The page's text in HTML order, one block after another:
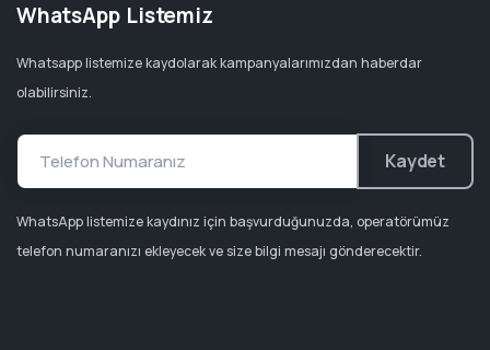
WhatsApp Listemiz
Whatsapp listemize kaydolarak kampanyalarımızdan haberdar
olabilirsiniz.
Kaydet
WhatsApp listemize kaydınız için başvurduğunuzda, operatörümüz
telefon numaranızı ekleyecek ve size bilgi mesajı gönderecektir.